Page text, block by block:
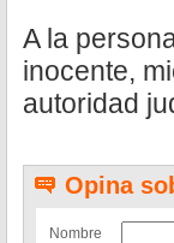
A la
inocente,
autoridad
Opina
Nombre